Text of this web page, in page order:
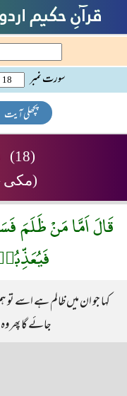
سورت نمبر
پچھلی آیت
(18)
(مکی —
قَالَ اَمَّا مَنْ ظَلَمَ
کہا جو ان میں ظالم ہے اسے
جائے گا پھر